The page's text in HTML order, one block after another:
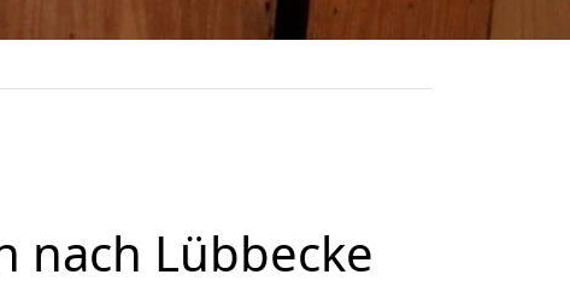
nach Lübbecke